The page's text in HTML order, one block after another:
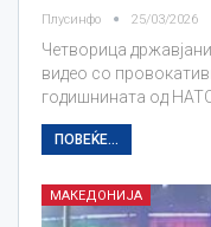
Плусинфо 25/03/2026
Четворица
видео со
годишнината од
ПОВЕЌЕ...
МАКЕДОНИЈА